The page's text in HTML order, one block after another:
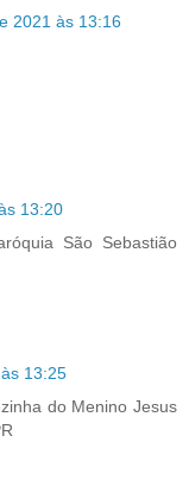
2021 às 13:16
13:20
São Sebastião
13:25
do Menino Jesus